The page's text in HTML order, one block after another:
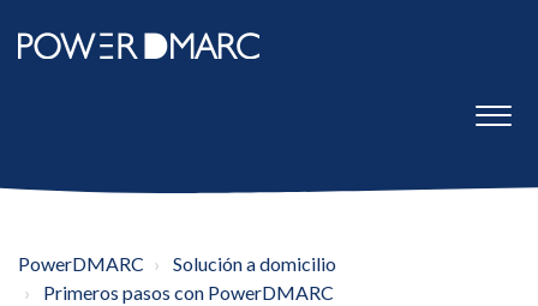
PowerDMARC
Solución a domicilio
Primeros pasos con PowerDMARC